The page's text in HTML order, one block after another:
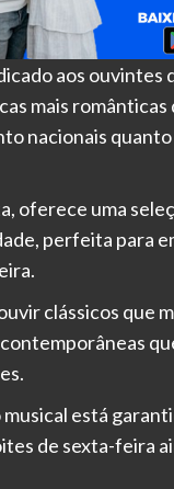
aos ouvintes
mais românticas
nacionais quanto
oferece uma
perfeita para
clássicos que
está
de sexta-feira